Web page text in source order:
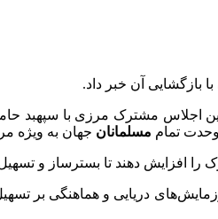
اجلاس مشترک مرزی با سپهبد حامد
وحدت تمام مسلمانان جهان به ویژه
افزایش دهند تا بسترساز و
دریایی و هماهنگی بر تسهیل